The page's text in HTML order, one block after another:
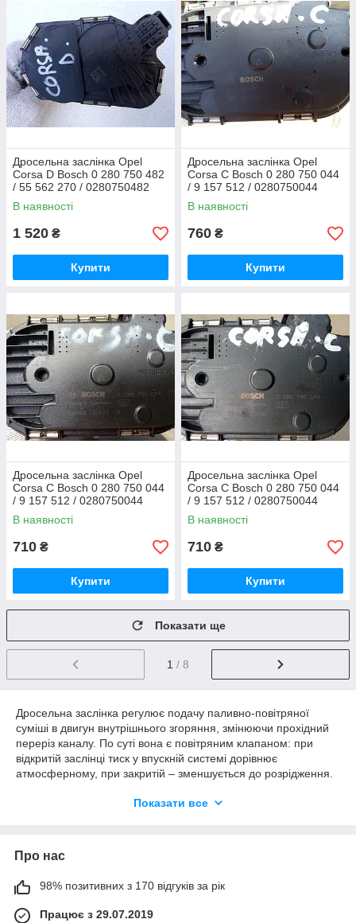
Дросельна заслінка Opel
Corsa D Bosch 0 280 750 482
/ 55 562 270 / 0280750482
В наявності
1 520 ₴
Купити
Дросельна заслінка Opel
Corsa C Bosch 0 280 750 044
/ 9 157 512 / 0280750044
В наявності
760 ₴
Купити
Дросельна заслінка Opel
Corsa C Bosch 0 280 750 044
/ 9 157 512 / 0280750044
В наявності
710 ₴
Купити
Дросельна заслінка Opel
Corsa C Bosch 0 280 750 044
/ 9 157 512 / 0280750044
В наявності
710 ₴
Купити
Показати ще
1 / 8
Дросельна заслінка регулює подачу паливно-повітряної
суміші в двигун внутрішнього згоряння, змінюючи прохідний
переріз каналу. По суті вона є повітряним клапаном: при
відкритій заслінці тиск у впускній системі дорівнює
атмосферному, при закритій – зменшується до розрідження.
колектором. Крім основного завдання – дозування повітря
підтримку необхідних оборотів колінвала на холостому ходу
функціонування підсилювача гальмівної системи.
Конструкція будь-якого автомобіля передбачає гармонійну
Показати все
Про нас
98% позитивних з 170 відгуків за рік
Працює з 29.07.2019